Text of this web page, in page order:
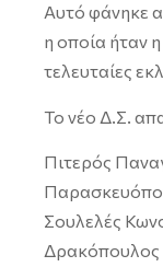
Αυτό φάνηκε
η οποία ήταν
τελευταίες
Το νέο Δ.Σ.
Πιτερός
Σουλελές
Δρακόπουλος